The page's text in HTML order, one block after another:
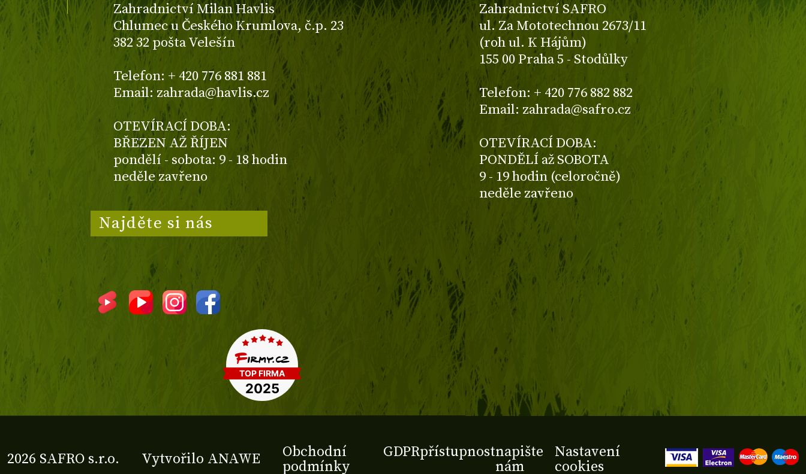
Zahradnictví Milan Havlis
Chlumec u Českého Krumlova, č.p. 23
382 32 pošta Velešín
Telefon: + 420 776 881 881
Email: zahrada@havlis.cz
OTEVÍRACÍ DOBA:
BŘEZEN AŽ ŘÍJEN
pondělí - sobota: 9 - 18 hodin
neděle zavřeno
Zahradnictví SAFRO
ul. Za Mototechnou 2673/11
(roh ul. K Hájům)
155 00 Praha 5 - Stodůlky
Telefon: + 420 776 882 882
Email: zahrada@safro.cz
OTEVÍRACÍ DOBA:
PONDĚLÍ až SOBOTA
9 - 19 hodin (celoročně)
neděle zavřeno
Najděte si nás
2026 SAFRO s.r.o. Vytvořilo ANAWE
Obchodní
podmínky
GDPRpřístupnostnapište
nám
Nastavení
cookies